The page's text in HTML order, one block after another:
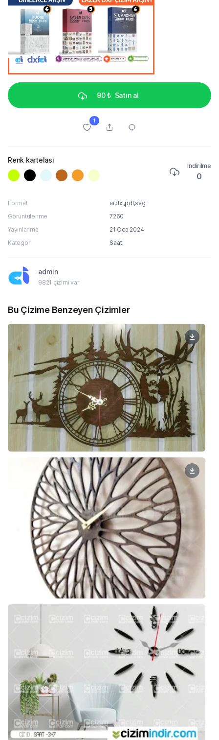
90 ₺ Satın al
1
Renk kartelası
İndirilme
0
Format
ai,dxf,pdf,svg
Görüntülenme
7260
Yayınlanma
21 Oca 2024
Kategori
Saat
admin
9821 çizimi var
Bu Çizime Benzeyen Çizimler